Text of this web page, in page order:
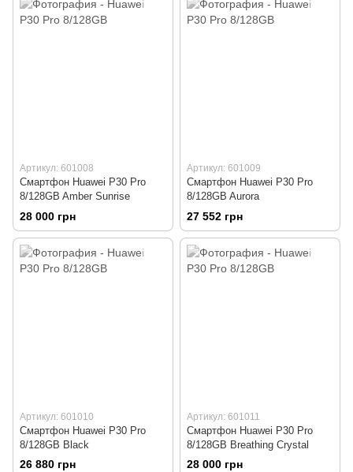
Артикул: 601008
Смартфон Huawei P30 Pro
8/128GB Amber Sunrise
28 000 грн
Артикул: 601009
Смартфон Huawei P30 Pro
8/128GB Aurora
27 552 грн
Артикул: 601010
Смартфон Huawei P30 Pro
8/128GB Black
26 880 грн
Артикул: 601011
Смартфон Huawei P30 Pro
8/128GB Breathing Crystal
28 000 грн